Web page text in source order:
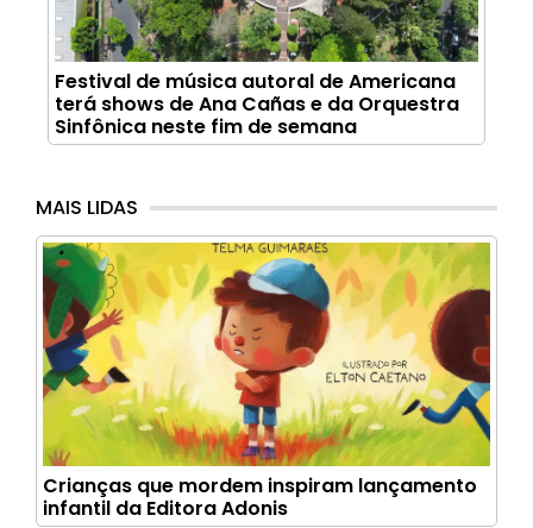
Festival de música autoral de Americana
terá shows de Ana Cañas e da Orquestra
Sinfônica neste fim de semana
MAIS LIDAS
Crianças que mordem inspiram lançamento
infantil da Editora Adonis